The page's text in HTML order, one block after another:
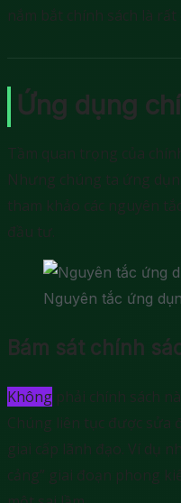
nắm bắt chính sách là
Ứng dụng
Tầm quan trọng của
Nhưng chúng ta ứng
tham khảo các nguyên
đầu tư.
Nguyên tắc ứng
Bám sát chính
Không phải chính sách
Chúng liên tục được sửa
giai cấp lãnh đạo. Ví dụ
cảng” giai đoạn phong